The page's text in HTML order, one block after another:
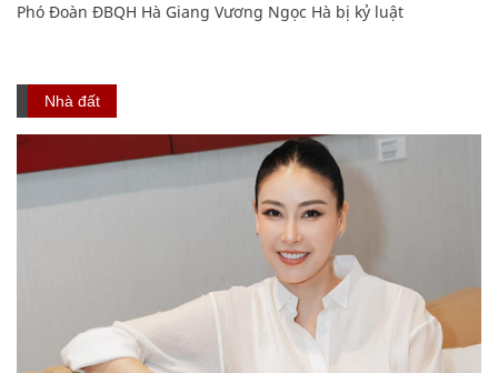
Phó Đoàn ĐBQH Hà Giang Vương Ngọc Hà bị kỷ luật
Nhà đất